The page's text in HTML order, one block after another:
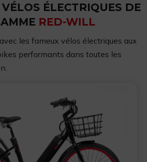
ÉLECTRIQUES DE
RED-WILL
les fameux vélos électriques aux
performants dans toutes les